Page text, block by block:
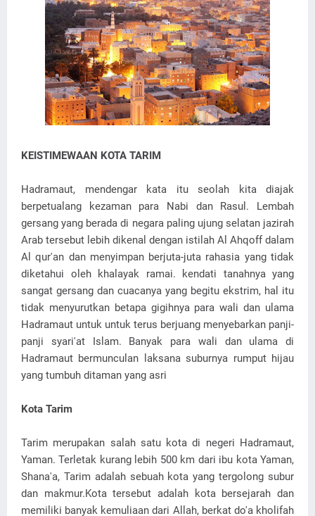
KEISTIMEWAAN KOTA TARIM
Hadramaut, mendengar kata itu seolah kita diajak
berpetualang kezaman para Nabi dan Rasul. Lembah
gersang yang berada di negara paling ujung selatan jazirah
Arab tersebut lebih dikenal dengan istilah Al Ahqoff dalam
Al qur'an dan menyimpan berjuta-juta rahasia yang tidak
diketahui oleh khalayak ramai. kendati tanahnya yang
sangat gersang dan cuacanya yang begitu ekstrim, hal itu
tidak menyurutkan betapa gigihnya para wali dan ulama
Hadramaut untuk untuk terus berjuang menyebarkan panji-
panji syari'at Islam. Banyak para wali dan ulama di
Hadramaut bermunculan laksana suburnya rumput hijau
yang tumbuh ditaman yang asri
Kota Tarim
Tarim merupakan salah satu kota di negeri Hadramaut,
Yaman. Terletak kurang lebih 500 km dari ibu kota Yaman,
Shana'a, Tarim adalah sebuah kota yang tergolong subur
dan makmur.Kota tersebut adalah kota bersejarah dan
memiliki banyak kemuliaan dari Allah, berkat do'a kholifah